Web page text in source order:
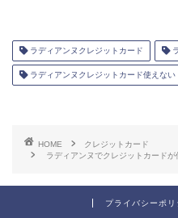
ラディアンヌクレジットカード
ラディアンヌクレジットカード使えない
HOME
クレジットカード
ラディアンヌでクレジットカードが
プライバシーポリ